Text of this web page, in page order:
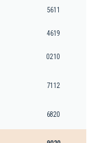
5611
4619
0210
7112
6820